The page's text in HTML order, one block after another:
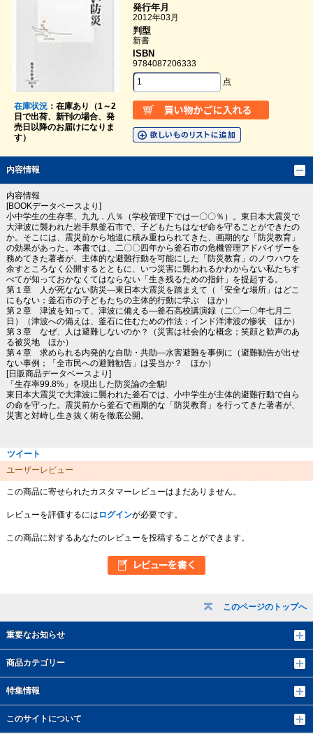
このページのトップへ
重要なお知らせ
商品カテゴリー
特集情報
このサイトについて
在庫状況：在庫あり（1～2
日で出荷、新刊の場合、発
売日以降のお届けになりま
す）
発行年月
2012年03月
判型
新書
ISBN
9784087206333
点
内容情報
内容情報
[BOOKデータベースより]
小中学生の生存率、九九．八％（学校管理下では一〇〇％）。東日本大震災で
大津波に襲われた岩手県釜石市で、子どもたちはなぜ命を守ることができたの
か。そこには、震災前から地道に積み重ねられてきた、画期的な「防災教育」
の効果があった。本書では、二〇〇四年から釜石市の危機管理アドバイザーを
務めてきた著者が、主体的な避難行動を可能にした「防災教育」のノウハウを
余すところなく公開するとともに、いつ災害に襲われるかわからない私たちす
べてが知っておかなくてはならない「生き残るための指針」を提起する。
第１章 人が死なない防災―東日本大震災を踏まえて（「安全な場所」はどこ
にもない；釜石市の子どもたちの主体的行動に学ぶ ほか）
第２章 津波を知って、津波に備える―釜石高校講演録（二〇一〇年七月二
日）（津波への備えは、釜石に住むための作法；インド洋津波の惨状 ほか）
第３章 なぜ、人は避難しないのか？（災害は社会的な概念；笑顔と歓声のあ
る被災地 ほか）
第４章 求められる内発的な自助・共助―水害避難を事例に（避難勧告が出せ
ない事例；「全市民への避難勧告」は妥当か？ ほか）
[日販商品データベースより]
「生存率99.8%」を現出した防災論の全貌!
東日本大震災で大津波に襲われた釜石では、小中学生が主体的避難行動で自ら
の命を守った。震災前から釜石で画期的な「防災教育」を行ってきた著者が、
災害と対峙し生き抜く術を徹底公開。
ツイート
ユーザーレビュー
この商品に寄せられたカスタマーレビューはまだありません。
レビューを評価するには ログインが必要です。
この商品に対するあなたのレビューを投稿することができます。